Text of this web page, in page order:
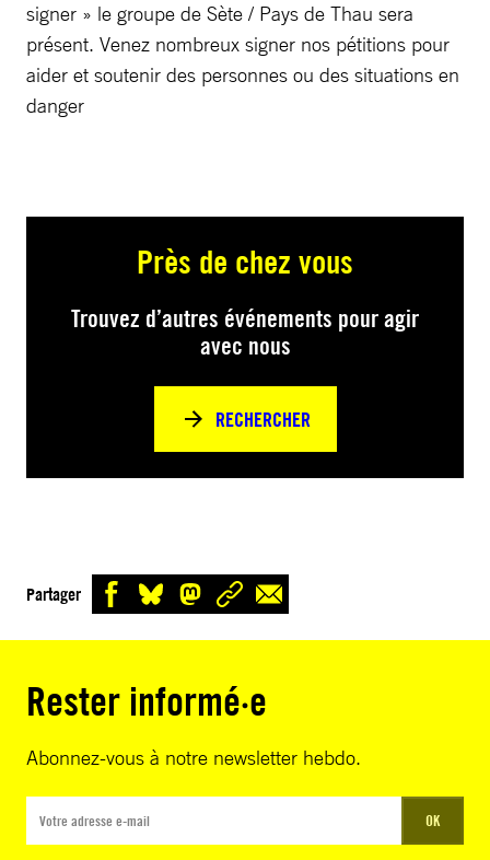
signer » le groupe de Sète / Pays de Thau sera
présent. Venez nombreux signer nos pétitions pour
aider et soutenir des personnes ou des situations en
danger
Près de chez vous
Trouvez d’autres événements pour agir
avec nous
RECHERCHER
Partager
Rester informé·e
Abonnez-vous à notre newsletter hebdo.
OK